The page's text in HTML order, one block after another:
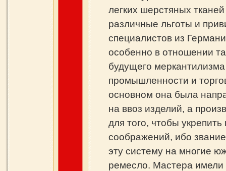
легких шерстяных
различные льготы и
специалистов из
особенно в отношении
будущего меркантилизма
промышленности и
основном она была
на ввоз изделий, а
для того, чтобы
соображений, ибо
эту систему на многие
ремесло. Мастера имели